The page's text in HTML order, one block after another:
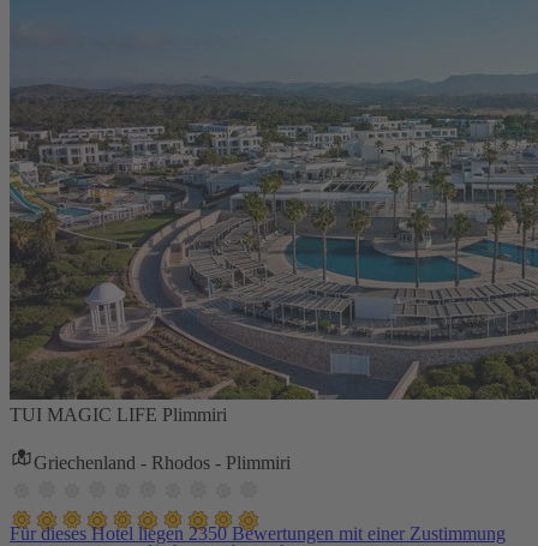
TUI MAGIC LIFE Plimmiri
Griechenland - Rhodos - Plimmiri
Für dieses Hotel liegen 2350 Bewertungen mit einer Zustimmung